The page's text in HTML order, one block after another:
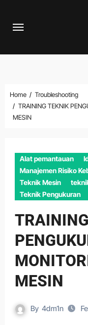
Home
Troubleshooting
TRAINING TEKNIK
MESIN
Alat pemantauan
Manajemen Risiko
Teknik Mesin
Teknik Pengukuran
MESIN
By 4dm1n